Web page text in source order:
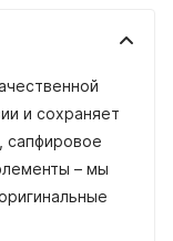
и сохраняет
сапфировое
– мы